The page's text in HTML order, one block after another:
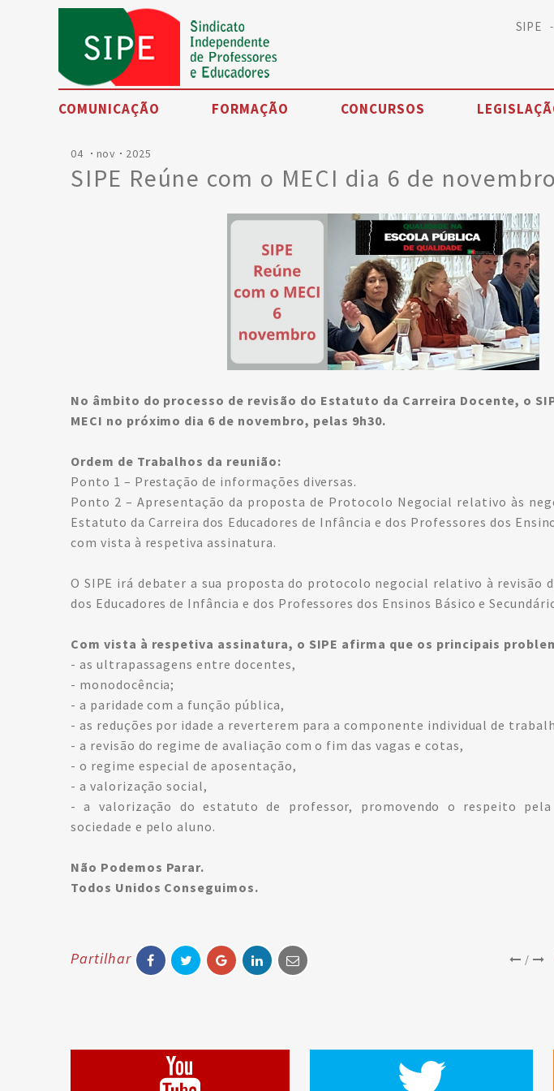
SIPE
COMUNICAÇÃO
Noticias
Eventos
FORMAÇÃO CONCURSOS
04 nov 2025
SIPE Reúne com o MECI dia 6 de novembro
No âmbito do processo de revisão do Estatuto da Carreira Docente, o
MECI no próximo dia 6 de novembro, pelas 9h30.
Ordem de Trabalhos da reunião:
Ponto 1 – Prestação de informações diversas.
Ponto 2 – Apresentação da proposta de Protocolo Negocial relativo às
Estatuto da Carreira dos Educadores de Infância e dos Professores dos
com vista à respetiva assinatura.
O SIPE irá debater a sua proposta do protocolo negocial relativo à revisão
dos Educadores de Infância e dos Professores dos Ensinos Básico e
Com vista à respetiva assinatura, o SIPE afirma que os principais
- as ultrapassagens entre docentes,
- monodocência;
- a paridade com a função pública,
- as reduções por idade a reverterem para a componente individual de
- a revisão do regime de avaliação com o fim das vagas e cotas,
- o regime especial de aposentação,
- a valorização social,
- a valorização do estatuto de professor, promovendo o respeito
sociedade e pelo aluno.
Não Podemos Parar.
Todos Unidos Conseguimos.
Partilhar /